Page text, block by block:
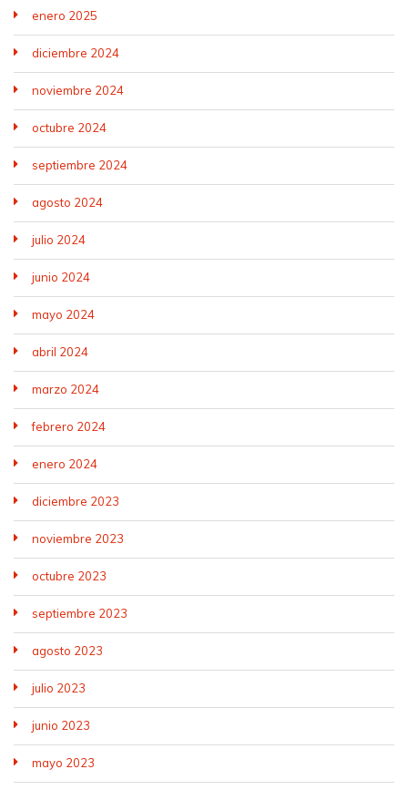
enero 2025
diciembre 2024
noviembre 2024
octubre 2024
septiembre 2024
agosto 2024
julio 2024
junio 2024
mayo 2024
abril 2024
marzo 2024
febrero 2024
enero 2024
diciembre 2023
noviembre 2023
octubre 2023
septiembre 2023
agosto 2023
julio 2023
junio 2023
mayo 2023